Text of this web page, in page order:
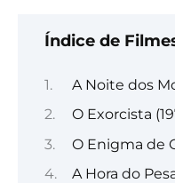
Índice de
A Noite dos
O Exorcista
O Enigma de
A Hora do